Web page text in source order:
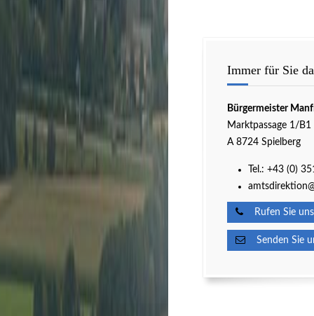
Immer für Sie
Bürgermeister
Marktpassage 1/B1
A 8724 Spielberg
Tel.: +43 (0)
Rufen Sie
Senden Sie